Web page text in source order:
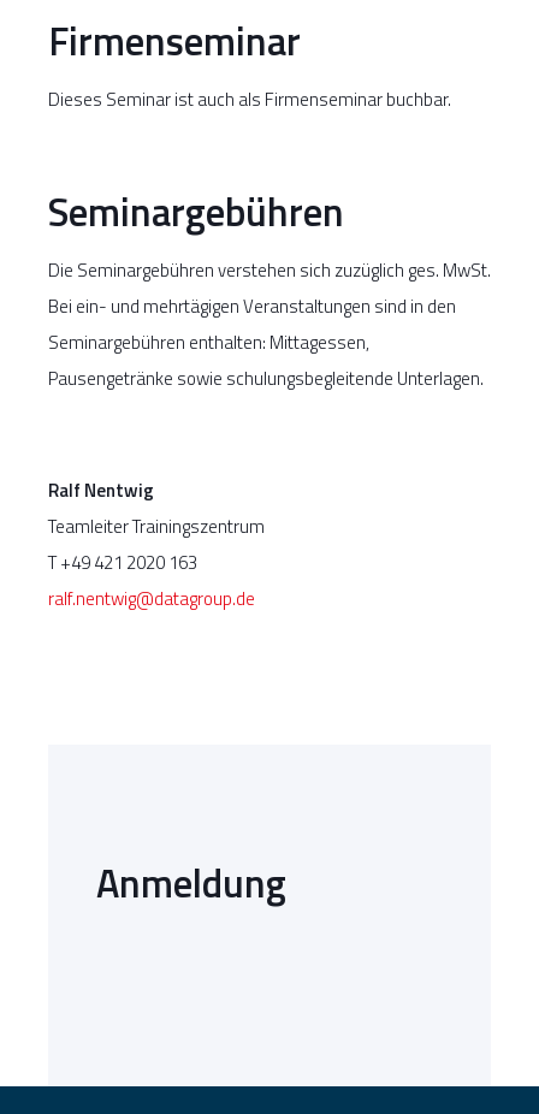
Firmenseminar
Dieses Seminar ist auch als Firmenseminar buchbar.
Seminargebühren
Die Seminargebühren verstehen sich zuzüglich ges. MwSt.
Bei ein- und mehrtägigen Veranstaltungen sind in den
Seminargebühren enthalten: Mittagessen,
Pausengetränke sowie schulungsbegleitende Unterlagen.
Ralf Nentwig
Teamleiter Trainingszentrum
T +49 421 2020 163
ralf.nentwig@datagroup.de
Anmeldung